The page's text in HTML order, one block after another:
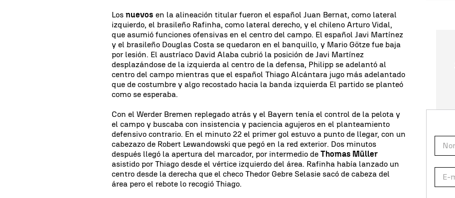
Losnuevos en la alineación titular fueron el español Juan Bernat, como lateral
izquierdo, el brasileño Rafinha, como lateral derecho, y el chileno Arturo Vidal,
que asumió funciones ofensivas en el centro del campo. El español Javi Martínez
y el brasileño Douglas Costa se quedaron en el banquillo, y Mario Götze fue baja
por lesión. El austríaco David Alaba cubrió la posición de Javi Martínez
desplazándose de la izquierda al centro de la defensa, Philipp se adelantó al
centro del campo mientras que el español Thiago Alcántara jugo más adelantado
que de costumbre y algo recostado hacia la banda izquierda El partido se planteó
como se esperaba.
Con el Werder Bremen replegado atrás y el Bayern tenía el control de la pelota y
el campo y buscaba con insistencia y paciencia agujeros en el planteamiento
defensivo contrario. En el minuto 22 el primer gol estuvo a punto de llegar, con un
cabezazo de Robert Lewandowski que pegó en la red exterior. Dos minutos
después llegó la apertura del marcador, por intermedio deThomas Müller
asistido por Thiago desde el vértice izquierdo del área. Rafinha había lanzado un
centro desde la derecha que el checo Thedor Gebre Selasie sacó de cabeza del
área pero el rebote lo recogió Thiago.